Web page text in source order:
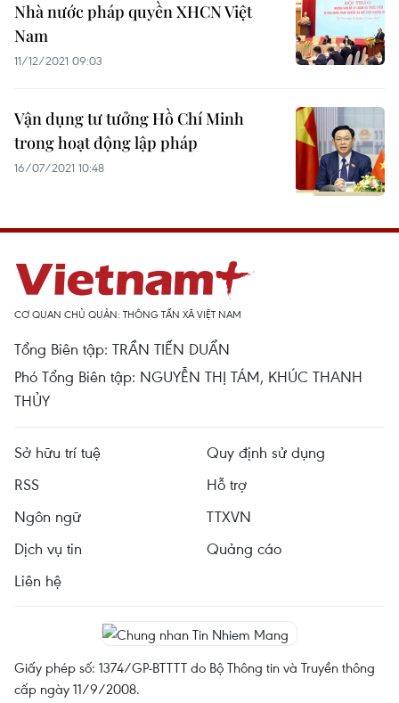
Nhà nước pháp quyền XHCN Việt
Nam
11/12/2021 09:03
Vận dụng tư tưởng Hồ Chí Minh
trong hoạt động lập pháp
16/07/2021 10:48
CƠ QUAN CHỦ QUẢN: THÔNG TẤN XÃ VIỆT NAM
Tổng Biên tập: TRẦN TIẾN DUẨN
Phó Tổng Biên tập: NGUYỄN THỊ TÁM, KHÚC THANH
THỦY
Sở hữu trí tuệ
Quy định sử dụng
RSS
Hỗ trợ
Ngôn ngữ
TTXVN
Dịch vụ tin
Quảng cáo
Liên hệ
Giấy phép số: 1374/GP-BTTTT do Bộ Thông tin và Truyền thông
cấp ngày 11/9/2008.